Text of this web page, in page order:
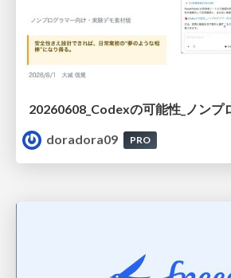
doradora09
PRO